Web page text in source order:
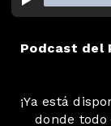
Podcast del
¡Ya está
donde todo